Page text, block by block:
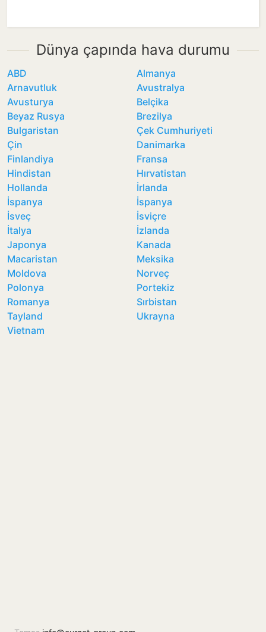
Dünya çapında hava durumu
ABD
Almanya
Arnavutluk
Avustralya
Avusturya
Belçika
Beyaz Rusya
Brezilya
Bulgaristan
Çek Cumhuriyeti
Çin
Danimarka
Finlandiya
Fransa
Hindistan
Hırvatistan
Hollanda
İrlanda
İspanya
İspanya
İsveç
İsviçre
İtalya
İzlanda
Japonya
Kanada
Macaristan
Meksika
Moldova
Norveç
Polonya
Portekiz
Romanya
Sırbistan
Tayland
Ukrayna
Vietnam